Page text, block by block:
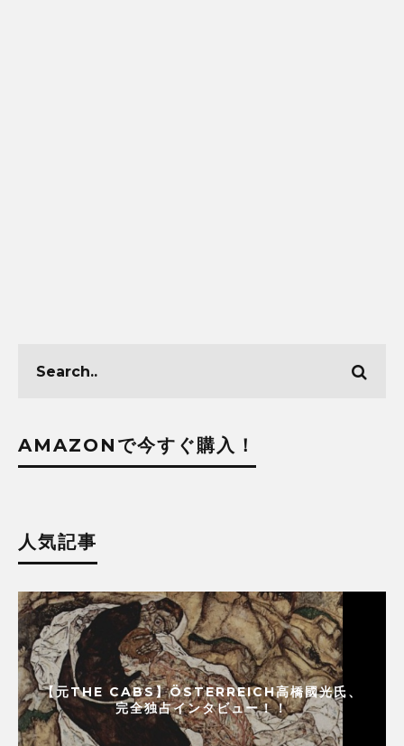
AMAZONで今すぐ購入！
人気記事
【元THE CABS】ÖSTERREICH高橋國光氏、
完全独占インタビュー！！